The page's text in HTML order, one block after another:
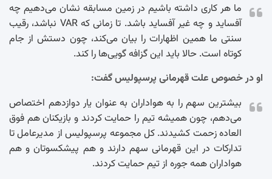
ما هر کاری داشته باشیم در زمین مسابقه نشان می‌دهیم چه
آفساید و چه غیر آفساید باشد. تا زمانی که VAR نباشد، رقیب
سنتی ما همین اظهارات را بیان می‌کند، چون دستش از جام
کوتاه است. حالا باید این گزافه گویی‌ها را کند.
او در خصوص علت قهرمانی پرسپولیس گفت:
بیشترین سهم را به هواداران به عنوان یار دوازدهم اختصاص
می‌دهم، چون همیشه تیم را حمایت کردند و بازیکنان هم فوق
العاده زحمت کشیدند. کل مجموعه پرسپولیس از مدیرعامل تا
تدارکات در این قهرمانی سهم دارند و هم پیشکسوتان و هم
هواداران همه جوره از تیم حمایت کردند.